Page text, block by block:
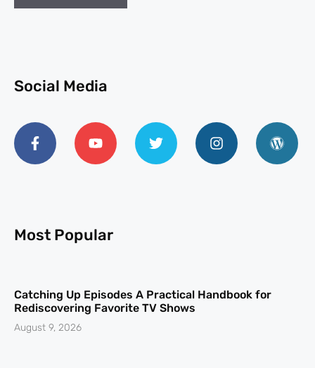
Social Media
Most Popular
Catching Up Episodes A Practical Handbook for
Rediscovering Favorite TV Shows
August 9, 2026